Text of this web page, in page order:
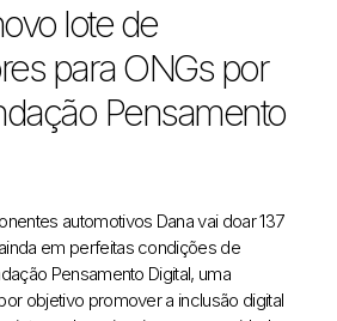
lote de
para ONGs por
Pensamento
automotivos Dana vai doar 137
em perfeitas condições de
Pensamento Digital, uma
objetivo promover a inclusão digital